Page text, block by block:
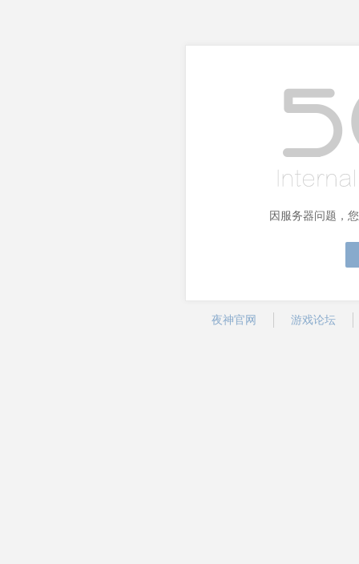
因服务器问题，
夜神官网 游戏论坛